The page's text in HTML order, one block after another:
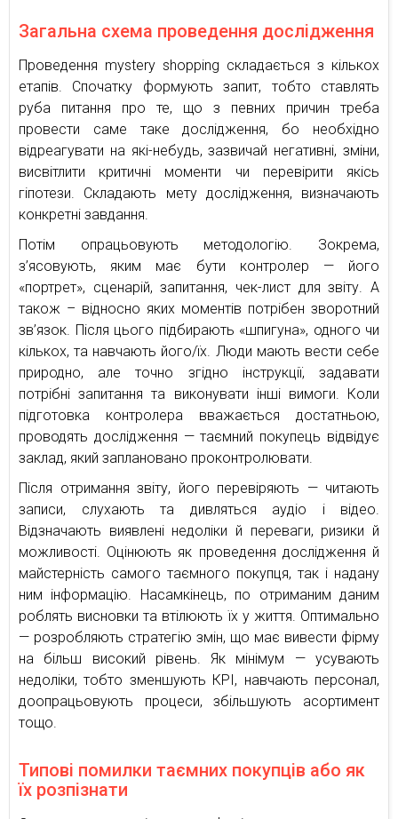
Загальна схема проведення дослідження
Проведення mystery shopping складається з кількох
етапів. Спочатку формують запит, тобто ставлять
руба питання про те, що з певних причин треба
провести саме таке дослідження, бо необхідно
відреагувати на які-небудь, зазвичай негативні, зміни,
висвітлити критичні моменти чи перевірити якісь
гіпотези. Складають мету дослідження, визначають
конкретні завдання.
Потім опрацьовують методологію. Зокрема,
з’ясовують, яким має бути контролер — його
«портрет», сценарій, запитання, чек-лист для звіту. А
також – відносно яких моментів потрібен зворотний
зв’язок. Після цього підбирають «шпигуна», одного чи
кількох, та навчають його/їх. Люди мають вести себе
природно, але точно згідно інструкції, задавати
потрібні запитання та виконувати інші вимоги. Коли
підготовка контролера вважається достатньою,
проводять дослідження — таємний покупець відвідує
заклад, який заплановано проконтролювати.
Після отримання звіту, його перевіряють — читають
записи, слухають та дивляться аудіо і відео.
Відзначають виявлені недоліки й переваги, ризики й
можливості. Оцінюють як проведення дослідження й
майстерність самого таємного покупця, так і надану
ним інформацію. Насамкінець, по отриманим даним
роблять висновки та втілюють їх у життя. Оптимально
— розробляють стратегію змін, що має вивести фірму
на більш високий рівень. Як мінімум — усувають
недоліки, тобто зменшують КРІ, навчають персонал,
доопрацьовують процеси, збільшують асортимент
тощо.
Типові помилки таємних покупців або як
їх розпізнати